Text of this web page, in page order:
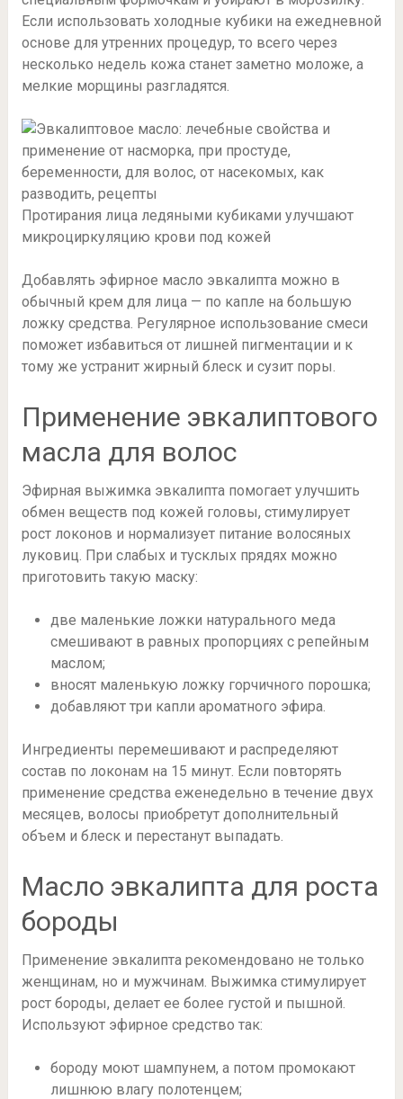
Если использовать холодные кубики на ежедневной
основе для утренних процедур, то всего через
несколько недель кожа станет заметно моложе, а
мелкие морщины разгладятся.
Протирания лица ледяными кубиками улучшают
микроциркуляцию крови под кожей
Добавлять эфирное масло эвкалипта можно в
обычный крем для лица — по капле на большую
ложку средства. Регулярное использование смеси
поможет избавиться от лишней пигментации и к
тому же устранит жирный блеск и сузит поры.
Применение эвкалиптового
масла для волос
Эфирная выжимка эвкалипта помогает улучшить
обмен веществ под кожей головы, стимулирует
рост локонов и нормализует питание волосяных
луковиц. При слабых и тусклых прядях можно
приготовить такую маску:
две маленькие ложки натурального меда
смешивают в равных пропорциях с репейным
маслом;
вносят маленькую ложку горчичного порошка;
добавляют три капли ароматного эфира.
Ингредиенты перемешивают и распределяют
состав по локонам на 15 минут. Если повторять
применение средства еженедельно в течение двух
месяцев, волосы приобретут дополнительный
объем и блеск и перестанут выпадать.
Масло эвкалипта для роста
бороды
Применение эвкалипта рекомендовано не только
женщинам, но и мужчинам. Выжимка стимулирует
рост бороды, делает ее более густой и пышной.
Используют эфирное средство так:
бороду моют шампунем, а потом промокают
лишнюю влагу полотенцем;